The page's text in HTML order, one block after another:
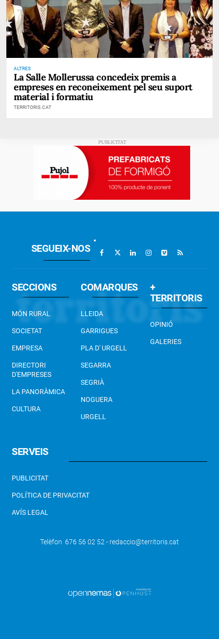
ALTRES
La Salle Mollerussa concedeix premis a
empreses en reconeixement pel seu suport
material i formatiu
TERRITORIS.CAT
SEGUEIX-NOS
SECCIONS
MÓN RURAL
SOCIETAT
EMPRESA
DIRECTORI
D'EMPRESES
LA PANORÀMICA
CULTURA
COMARQUES
LLEIDA
GARRIGUES
PLA D' URGELL
SEGARRA
SEGRIÀ
NOGUERA
URGELL
+
TERRITORIS
OPINIÓ
GALERIES
SERVEIS
PUBLICITAT
POLÍTICA DE PRIVACITAT
AVÍS LEGAL
Telèfon 676 56 02 52 - redaccio@territoris.cat